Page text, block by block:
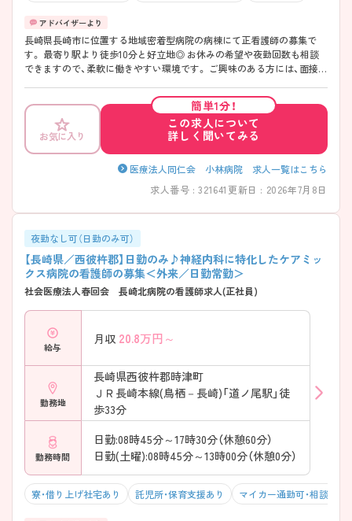
長崎県長崎市に位置する地域密着型病院の病棟にて正看護師の募集で
す。 最寄り駅より徒歩10分と好立地◎ お休みの希望や夜勤回数も相談
できますので、柔軟に働きやすい環境です。 ご興味のある方には、面接対
お気に入り
簡単1分！
この求人について
詳しく聞いてみる
医療法人同仁会 小林病院 求人一覧はこちら
求人番号 : 321641 更新日 : 2026年7月8日
夜勤なし可（日勤のみ可）
【長崎県／西彼杵郡】日勤のみ♪神経内科に特化したケアミッ
クス病院の看護師の募集＜外来／日勤常勤＞
社会医療法人春回会 長崎北病院の看護師求人(正社員)
給与
月収 20.8万円～
勤務地
長崎県西彼杵郡時津町
ＪＲ長崎本線(鳥栖－長崎)「道ノ尾駅」徒
歩33分
勤務時間
日勤:08時45分～17時30分（休憩60分）
日勤(土曜):08時45分～13時00分（休憩0分）
寮・借り上げ社宅あり 託児所・保育支援あり マイカー通勤可・相談可